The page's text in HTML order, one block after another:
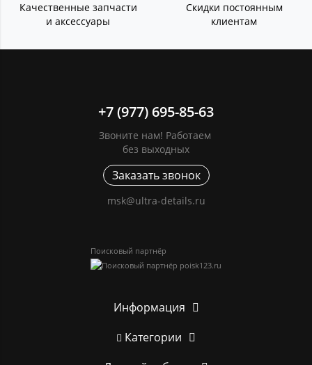
Качественные запчасти
и аксессуары
Скидки постоянным
клиентам
+7 (977) 695-85-63
Звоните нам! Работаем
без выходных
Заказать звонок
msk@ultra-details.ru
Поисковый партнёр
Информация
Категории